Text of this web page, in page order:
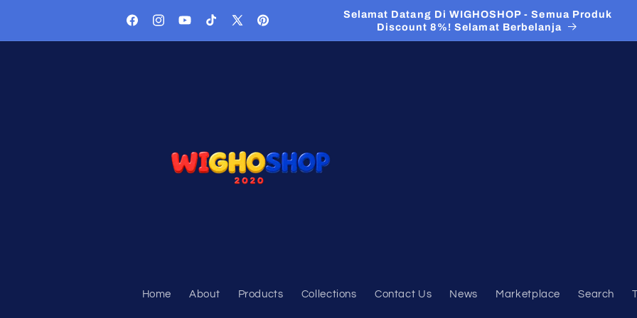
FacebookInstagramYouTubeTikTokX
Pinterest
Selamat Datang Di WIGHOSHOP - Semua Produk
Discount 8%! Selamat Berbelanja
Home About Products Collections Contact Us News Marketplace Search